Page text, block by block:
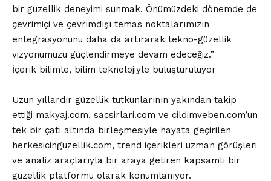
bir güzellik deneyimi sunmak. Önümüzdeki dönemde de
çevrimiçi ve çevrimdışı temas noktalarımızın
entegrasyonunu daha da artırarak tekno-güzellik
vizyonumuzu güçlendirmeye devam edeceğiz.”
İçerik bilimle, bilim teknolojiyle buluşturuluyor
Uzun yıllardır güzellik tutkunlarının yakından takip
ettiği makyaj.com, sacsirlari.com ve cildimveben.com’un
tek bir çatı altında birleşmesiyle hayata geçirilen
herkesicinguzellik.com, trend içerikleri uzman görüşleri
ve analiz araçlarıyla bir araya getiren kapsamlı bir
güzellik platformu olarak konumlanıyor.